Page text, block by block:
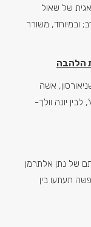
של שאול
ובמיוחד, משורר
הלהבה
אשה
יונה וולך-
של נתן אלתרמן
תעתעו בין